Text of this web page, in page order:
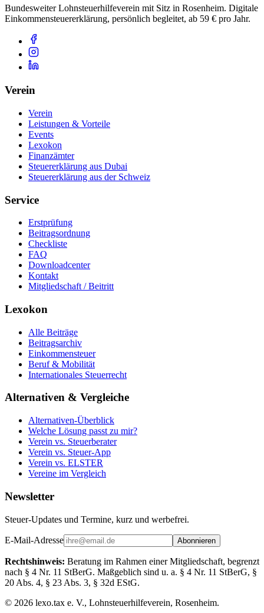
Bundesweiter Lohnsteuerhilfeverein mit Sitz in Rosenheim. Digitale
Einkommensteuererklärung, persönlich begleitet, ab 59 € pro Jahr.
Verein
Verein
Leistungen & Vorteile
Events
Lexokon
Finanzämter
Steuererklärung aus Dubai
Steuererklärung aus der Schweiz
Service
Erstprüfung
Beitragsordnung
Checkliste
FAQ
Downloadcenter
Kontakt
Mitgliedschaft / Beitritt
Lexokon
Alle Beiträge
Beitragsarchiv
Einkommensteuer
Beruf & Mobilität
Internationales Steuerrecht
Alternativen & Vergleiche
Alternativen-Überblick
Welche Lösung passt zu mir?
Verein vs. Steuerberater
Verein vs. Steuer-App
Verein vs. ELSTER
Vereine im Vergleich
Newsletter
Steuer-Updates und Termine, kurz und werbefrei.
E-Mail-Adresse Abonnieren
Rechtshinweis: Beratung im Rahmen einer Mitgliedschaft, begrenzt
nach § 4 Nr. 11 StBerG. Maßgeblich sind u. a. § 4 Nr. 11 StBerG, §
20 Abs. 4, § 23 Abs. 3, § 32d EStG.
© 2026 lexo.tax e. V., Lohnsteuerhilfeverein, Rosenheim.